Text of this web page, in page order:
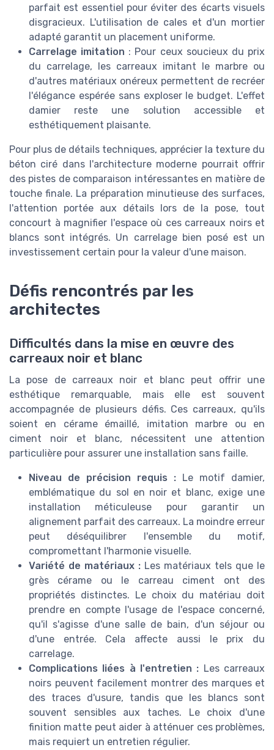
parfait est essentiel pour éviter des écarts visuels
disgracieux. L'utilisation de cales et d'un mortier
adapté garantit un placement uniforme.
Carrelage imitation : Pour ceux soucieux du prix
du carrelage, les carreaux imitant le marbre ou
d'autres matériaux onéreux permettent de recréer
l'élégance espérée sans exploser le budget. L'effet
damier reste une solution accessible et
esthétiquement plaisante.
Pour plus de détails techniques, apprécier la texture du
béton ciré dans l'architecture moderne pourrait offrir
des pistes de comparaison intéressantes en matière de
touche finale. La préparation minutieuse des surfaces,
l'attention portée aux détails lors de la pose, tout
concourt à magnifier l'espace où ces carreaux noirs et
blancs sont intégrés. Un carrelage bien posé est un
investissement certain pour la valeur d'une maison.
Défis rencontrés par les
architectes
Difficultés dans la mise en œuvre des
carreaux noir et blanc
La pose de carreaux noir et blanc peut offrir une
esthétique remarquable, mais elle est souvent
accompagnée de plusieurs défis. Ces carreaux, qu'ils
soient en cérame émaillé, imitation marbre ou en
ciment noir et blanc, nécessitent une attention
particulière pour assurer une installation sans faille.
Niveau de précision requis : Le motif damier,
emblématique du sol en noir et blanc, exige une
installation méticuleuse pour garantir un
alignement parfait des carreaux. La moindre erreur
peut déséquilibrer l'ensemble du motif,
compromettant l'harmonie visuelle.
Variété de matériaux : Les matériaux tels que le
grès cérame ou le carreau ciment ont des
propriétés distinctes. Le choix du matériau doit
prendre en compte l'usage de l'espace concerné,
qu'il s'agisse d'une salle de bain, d'un séjour ou
d'une entrée. Cela affecte aussi le prix du
carrelage.
Complications liées à l'entretien : Les carreaux
noirs peuvent facilement montrer des marques et
des traces d'usure, tandis que les blancs sont
souvent sensibles aux taches. Le choix d'une
finition matte peut aider à atténuer ces problèmes,
mais requiert un entretien régulier.